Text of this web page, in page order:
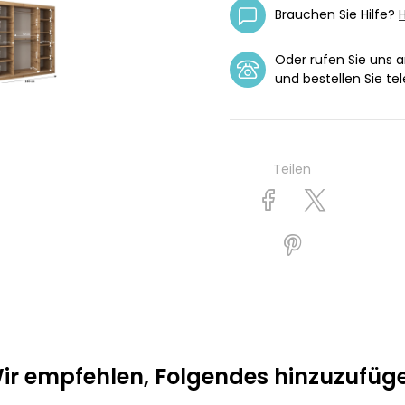
Brauchen Sie Hilfe?
Oder rufen Sie uns
und bestellen Sie
Teilen
empfehlen, Folgendes